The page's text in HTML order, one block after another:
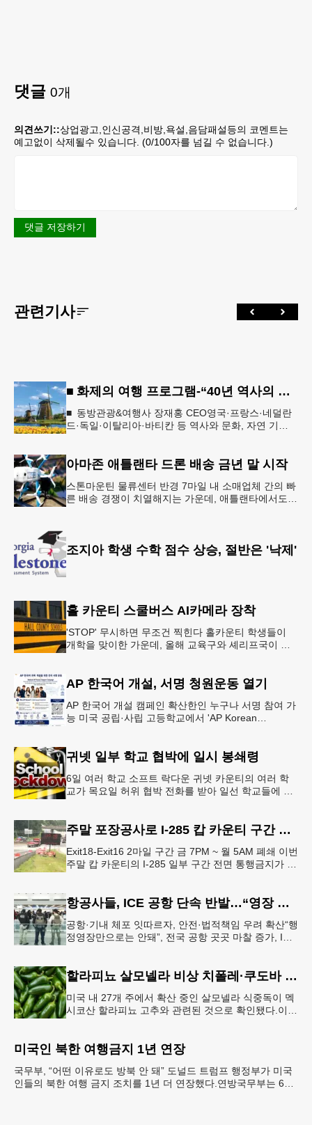
댓글 0개
의견쓰기::상업광고,인신공격,비방,욕설,음담패설등의 코멘트는
예고없이 삭제될수 있습니다. (0/100자를 넘길 수 없습니다.)
댓글 저장하기
관련기사
■ 화제의 여행 프로그램-“40년 역사의 신뢰… 서유럽 8개국 13일 대장정”
■ 동방관광&여행사 장재홍 CEO영국·프랑스·네덜란
드·독일·이탈리아·바티칸 등 역사와 문화, 자연 기
아마존 애틀랜타 드론 배송 금년 말 시작
스톤마운틴 물류센터 반경 7마일 내 소매업체 간의 빠
른 배송 경쟁이 치열해지는 가운데, 애틀랜타에서도
조지아 학생 수학 점수 상승, 절반은 '낙제'
홀 카운티 스쿨버스 AI카메라 장착
'STOP' 무시하면 무조건 찍힌다 홀카운티 학생들이
개학을 맞이한 가운데, 올해 교육구와 셰리프국이 학
AP 한국어 개설, 서명 청원운동 열기
AP 한국어 개설 캠페인 확산한인 누구나 서명 참여 가
능 미국 공립·사립 고등학교에서 'AP Korean
귀넷 일부 학교 협박에 일시 봉쇄령
6일 여러 학교 소프트 락다운 귀넷 카운티의 여러 학
교가 목요일 허위 협박 전화를 받아 일선 학교들에 일
주말 포장공사로 I-285 캅 카운티 구간 통행금지
Exit18-Exit16 2마일 구간 금 7PM ~ 월 5AM 폐쇄 이번
주말 캅 카운티의 I-285 일부 구간 전면 통행금지가 시
항공사들, ICE 공항 단속 반발…“영장 없인 협조 불가”
공항·기내 체포 잇따르자, 안전·법적책임 우려 확산“행
정영장만으로는 안돼”, 전국 공항 곳곳 마찰 증가, ICE
할라피뇨 살모넬라 비상 치폴레·쿠도바 긴급 회수
미국 내 27개 주에서 확산 중인 살모넬라 식중독이 멕
시코산 할라피뇨 고추와 관련된 것으로 확인됐다.이에
미국인 북한 여행금지 1년 연장
국무부, “어떤 이유로도 방북 안 돼” 도널드 트럼프 행정부가 미국
인들의 북한 여행 금지 조치를 1년 더 연장했다.연방국무부는 6일